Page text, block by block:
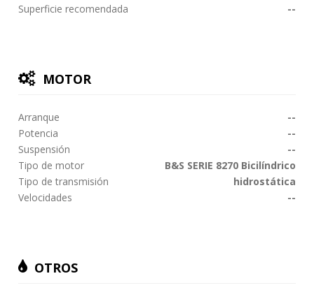
Superficie recomendada
--
MOTOR
Arranque
--
Potencia
--
Suspensión
--
Tipo de motor
B&S SERIE 8270 Bicilíndrico
Tipo de transmisión
hidrostática
Velocidades
--
OTROS